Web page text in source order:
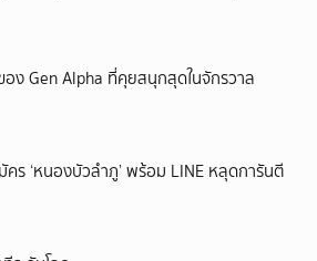
ง Gen Alpha ที่คุยสนุกสุดในจักรวาล
ร ‘หนองบัวลำภู’ พร้อม LINE หลุดการันตี